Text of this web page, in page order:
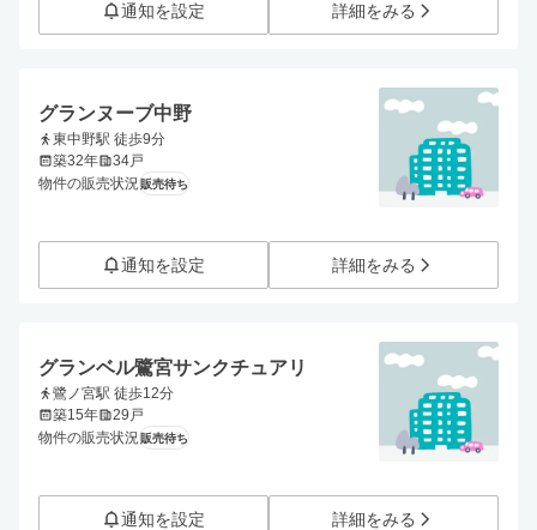
通知を設定 詳細をみる
グランヌーブ中野
東中野駅 徒歩9分
築32年
34戸
物件の販売状況販売待ち
通知を設定 詳細をみる
グランベル鷺宮サンクチュアリ
鷺ノ宮駅 徒歩12分
築15年
29戸
物件の販売状況販売待ち
通知を設定 詳細をみる